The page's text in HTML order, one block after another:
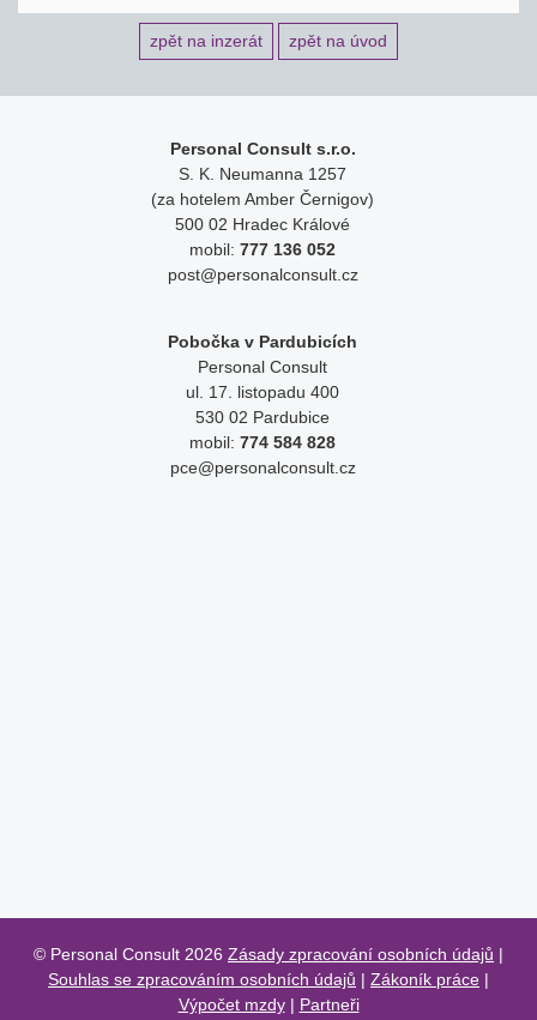
zpět na inzerát zpět na úvod
Personal Consult s.r.o.
S. K. Neumanna 1257
(za hotelem Amber Černigov)
500 02 Hradec Králové
mobil: 777 136 052
post@personalconsult.cz
Pobočka v Pardubicích
Personal Consult
ul. 17. listopadu 400
530 02 Pardubice
mobil: 774 584 828
pce@personalconsult.cz
© Personal Consult 2026 Zásady zpracování osobních údajů |
Souhlas se zpracováním osobních údajů | Zákoník práce |
Výpočet mzdy| Partneři